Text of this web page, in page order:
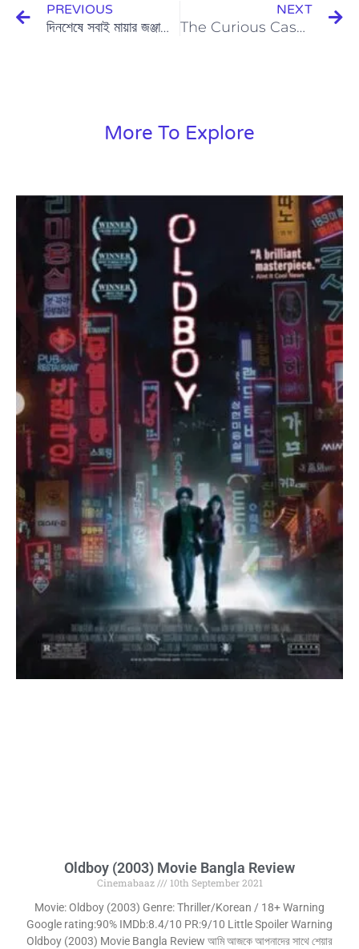
PREVIOUS
দিনশেষে সবাই মায়ার জঞ্জালে বন্দী-𝗠𝗮𝘆𝗮𝗿 𝗝𝗼𝗻𝗷𝗮𝗹 (2023)
NEXT
The Curious Case Of Benjamin Button (2008)
More To Explore
Oldboy (2003) Movie Bangla Review
Cinemabaaz
10th September 2021
Movie: Oldboy (2003) Genre: Thriller/Korean / 18+ Warning
Google rating:90% IMDb:8.4/10 PR:9/10 Little Spoiler Warning
Oldboy (2003) Movie Bangla Review আমি আজকে আপনাদের সাথে শেয়ার